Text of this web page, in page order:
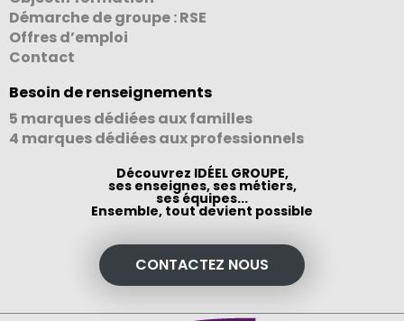
Démarche de groupe : RSE
Offres d’emploi
Contact
Besoin de renseignements
5 marques dédiées aux familles
4 marques dédiées aux professionnels
Découvrez IDÉEL GROUPE,
ses enseignes, ses métiers,
ses équipes...
Ensemble, tout devient possible
CONTACTEZ NOUS